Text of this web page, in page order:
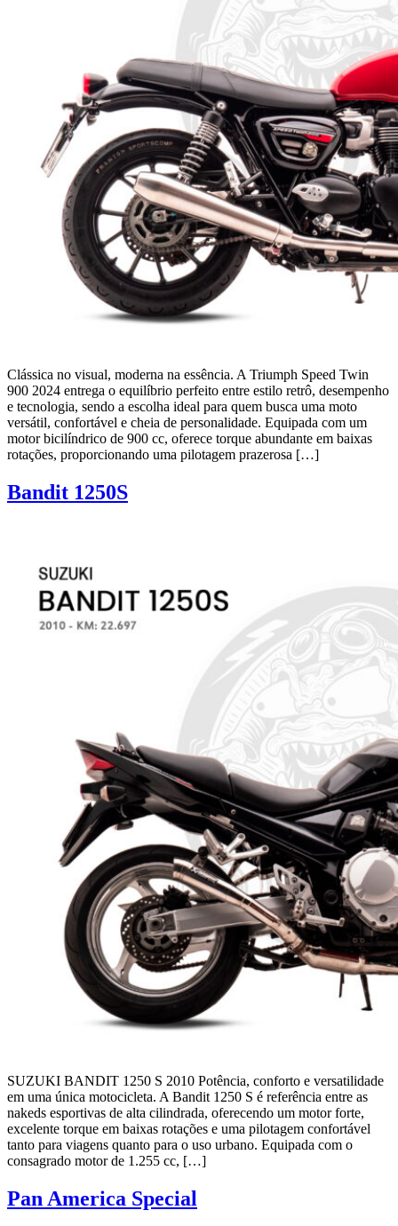
Clássica no visual, moderna na essência. A Triumph Speed Twin
900 2024 entrega o equilíbrio perfeito entre estilo retrô, desempenho
e tecnologia, sendo a escolha ideal para quem busca uma moto
versátil, confortável e cheia de personalidade. Equipada com um
motor bicilíndrico de 900 cc, oferece torque abundante em baixas
rotações, proporcionando uma pilotagem prazerosa […]
Bandit 1250S
SUZUKI BANDIT 1250 S 2010 Potência, conforto e versatilidade
em uma única motocicleta. A Bandit 1250 S é referência entre as
nakeds esportivas de alta cilindrada, oferecendo um motor forte,
excelente torque em baixas rotações e uma pilotagem confortável
tanto para viagens quanto para o uso urbano. Equipada com o
consagrado motor de 1.255 cc, […]
Pan America Special